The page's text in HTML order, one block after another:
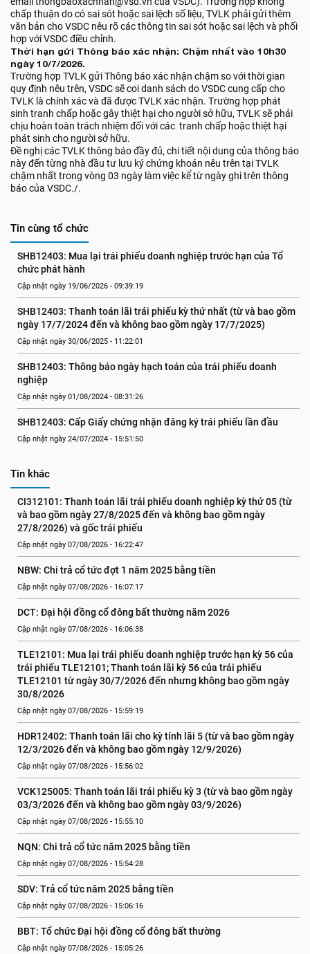
chấp thuận do có sai sót hoặc sai lệch số liệu, TVLK phải gửi thêm
văn bản cho VSDC nêu rõ các thông tin sai sót hoặc sai lệch và phối
hợp với VSDC điều chỉnh.
Thời hạn gửi Thông báo xác nhận: Chậm nhất vào 10h30
ngày 10/7/2026.
Trường hợp TVLK gửi Thông báo xác nhận chậm so với thời gian
quy định nêu trên, VSDC sẽ coi danh sách do VSDC cung cấp cho
TVLK là chính xác và đã được TVLK xác nhận. Trường hợp phát
sinh tranh chấp hoặc gây thiệt hại cho người sở hữu, TVLK sẽ phải
chịu hoàn toàn trách nhiệm đối với các tranh chấp hoặc thiệt hại
phát sinh cho người sở hữu.
Đề nghị các TVLK thông báo đầy đủ, chi tiết nội dung của thông báo
này đến từng nhà đầu tư lưu ký chứng khoán nêu trên tại TVLK
chậm nhất trong vòng 03 ngày làm việc kể từ ngày ghi trên thông
báo của VSDC./.
Tin cùng tổ chức
SHB12403: Mua lại trái phiếu doanh nghiệp trước hạn của Tổ
chức phát hành
Cập nhật ngày 19/06/2026 - 09:39:19
SHB12403: Thanh toán lãi trái phiếu kỳ thứ nhất (từ và bao gồm
ngày 17/7/2024 đến và không bao gồm ngày 17/7/2025)
Cập nhật ngày 30/06/2025 - 11:22:01
SHB12403: Thông báo ngày hạch toán của trái phiếu doanh
nghiệp
Cập nhật ngày 01/08/2024 - 08:31:26
SHB12403: Cấp Giấy chứng nhận đăng ký trái phiếu lần đầu
Cập nhật ngày 24/07/2024 - 15:51:50
Tin khác
CI312101: Thanh toán lãi trái phiếu doanh nghiệp kỳ thứ 05 (từ
và bao gồm ngày 27/8/2025 đến và không bao gồm ngày
27/8/2026) và gốc trái phiếu
Cập nhật ngày 07/08/2026 - 16:22:47
NBW: Chi trả cổ tức đợt 1 năm 2025 bằng tiền
Cập nhật ngày 07/08/2026 - 16:07:17
DCT: Đại hội đồng cổ đông bất thường năm 2026
Cập nhật ngày 07/08/2026 - 16:06:38
TLE12101: Mua lại trái phiếu doanh nghiệp trước hạn kỳ 56 của
trái phiếu TLE12101; Thanh toán lãi kỳ 56 của trái phiếu
TLE12101 từ ngày 30/7/2026 đến nhưng không bao gồm ngày
30/8/2026
Cập nhật ngày 07/08/2026 - 15:59:19
HDR12402: Thanh toán lãi cho kỳ tính lãi 5 (từ và bao gồm ngày
12/3/2026 đến và không bao gồm ngày 12/9/2026)
Cập nhật ngày 07/08/2026 - 15:56:02
VCK125005: Thanh toán lãi trái phiếu kỳ 3 (từ và bao gồm ngày
03/3/2026 đến và không bao gồm ngày 03/9/2026)
Cập nhật ngày 07/08/2026 - 15:55:10
NQN: Chi trả cổ tức năm 2025 bằng tiền
Cập nhật ngày 07/08/2026 - 15:54:28
SDV: Trả cổ tức năm 2025 bằng tiền
Cập nhật ngày 07/08/2026 - 15:06:16
BBT: Tổ chức Đại hội đồng cổ đông bất thường
Cập nhật ngày 07/08/2026 - 15:05:26